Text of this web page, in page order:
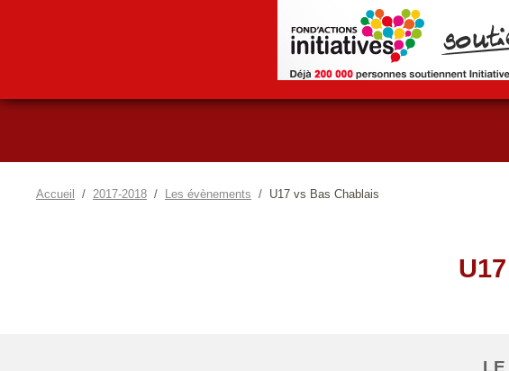
Accueil 2017-2018 Les évènements U17 vs Bas Chablais
LE